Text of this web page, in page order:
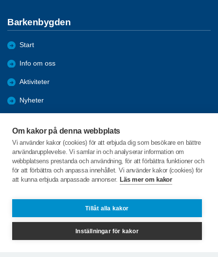
Om kakor på denna webbplats
Vi använder kakor (cookies) för att erbjuda dig som besökare en bättre
användarupplevelse. Vi samlar in och analyserar information om
webbplatsens prestanda och användning, för att förbättra funktioner och
för att förbättra och anpassa innehållet. Vi använder kakor (cookies) för
att kunna erbjuda anpassade annonser. Läs mer om kakor
Tillåt alla kakor
Inställningar för kakor
Barkenbygden
Start
Info om oss
Aktiviteter
Nyheter
Kommuninfo
Rapporter
C/o:Gert-Ove Sandberg
777 33 SMEDJEBACKEN
barkenbygden@spfdalarna.se